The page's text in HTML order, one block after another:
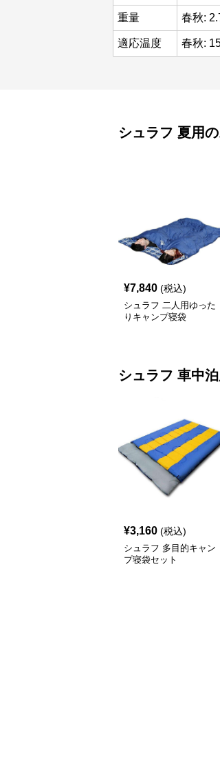
重量 春秋:
適応温度 春秋:
シュラフ 夏用
¥7,840 (税込)
シュラフ 二人用ゆった
りキャンプ寝袋
シュラフ 車中泊
¥3,160 (税込)
シュラフ 多目的キャン
プ寝袋セット